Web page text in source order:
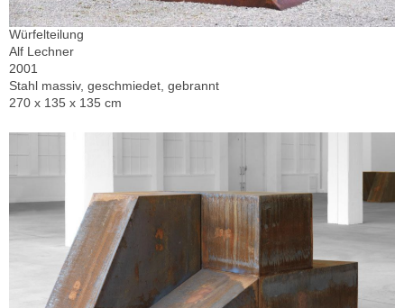
Würfelteilung
Alf Lechner
2001
Stahl massiv, geschmiedet, gebrannt
270 x 135 x 135 cm